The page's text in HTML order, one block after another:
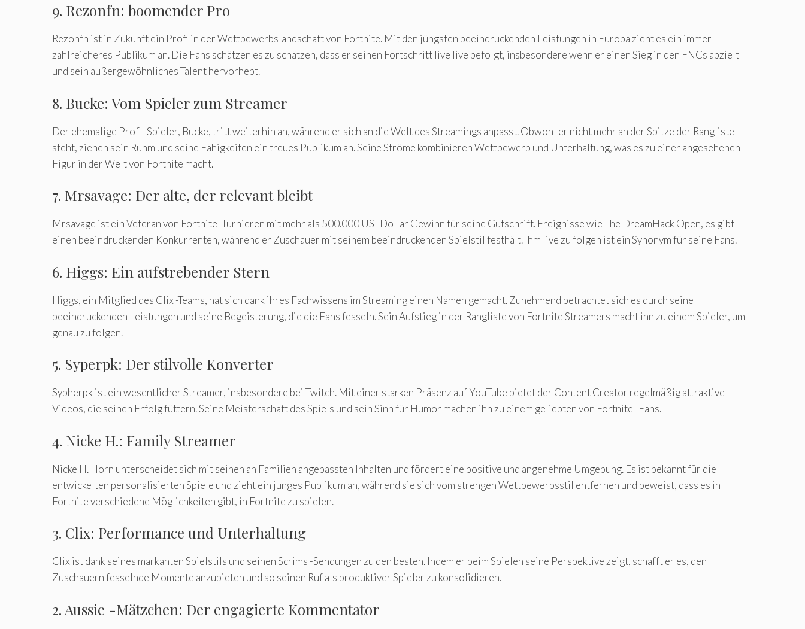
9. Rezonfn: boomender Pro
Rezonfn ist in Zukunft ein Profi in der Wettbewerbslandschaft von Fortnite. Mit den jüngsten beeindruckenden Leistungen in Europa zieht es ein immer
zahlreicheres Publikum an. Die Fans schätzen es zu schätzen, dass er seinen Fortschritt live live befolgt, insbesondere wenn er einen Sieg in den FNCs abzielt
und sein außergewöhnliches Talent hervorhebt.
8. Bucke: Vom Spieler zum Streamer
Der ehemalige Profi -Spieler, Bucke, tritt weiterhin an, während er sich an die Welt des Streamings anpasst. Obwohl er nicht mehr an der Spitze der Rangliste
steht, ziehen sein Ruhm und seine Fähigkeiten ein treues Publikum an. Seine Ströme kombinieren Wettbewerb und Unterhaltung, was es zu einer angesehenen
Figur in der Welt von Fortnite macht.
7. Mrsavage: Der alte, der relevant bleibt
Mrsavage ist ein Veteran von Fortnite -Turnieren mit mehr als 500.000 US -Dollar Gewinn für seine Gutschrift. Ereignisse wie The DreamHack Open, es gibt
einen beeindruckenden Konkurrenten, während er Zuschauer mit seinem beeindruckenden Spielstil festhält. Ihm live zu folgen ist ein Synonym für seine Fans.
6. Higgs: Ein aufstrebender Stern
Higgs, ein Mitglied des Clix -Teams, hat sich dank ihres Fachwissens im Streaming einen Namen gemacht. Zunehmend betrachtet sich es durch seine
beeindruckenden Leistungen und seine Begeisterung, die die Fans fesseln. Sein Aufstieg in der Rangliste von Fortnite Streamers macht ihn zu einem Spieler, um
genau zu folgen.
5. Syperpk: Der stilvolle Konverter
Sypherpk ist ein wesentlicher Streamer, insbesondere bei Twitch. Mit einer starken Präsenz auf YouTube bietet der Content Creator regelmäßig attraktive
Videos, die seinen Erfolg füttern. Seine Meisterschaft des Spiels und sein Sinn für Humor machen ihn zu einem geliebten von Fortnite -Fans.
4. Nicke H.: Family Streamer
Nicke H. Horn unterscheidet sich mit seinen an Familien angepassten Inhalten und fördert eine positive und angenehme Umgebung. Es ist bekannt für die
entwickelten personalisierten Spiele und zieht ein junges Publikum an, während sie sich vom strengen Wettbewerbsstil entfernen und beweist, dass es in
Fortnite verschiedene Möglichkeiten gibt, in Fortnite zu spielen.
3. Clix: Performance und Unterhaltung
Clix ist dank seines markanten Spielstils und seinen Scrims -Sendungen zu den besten. Indem er beim Spielen seine Perspektive zeigt, schafft er es, den
Zuschauern fesselnde Momente anzubieten und so seinen Ruf als produktiver Spieler zu konsolidieren.
2. Aussie -Mätzchen: Der engagierte Kommentator